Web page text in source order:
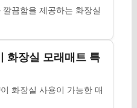
끔함을 제공하는 화장실
화장실 모래매트 특
화장실 사용이 가능한 매